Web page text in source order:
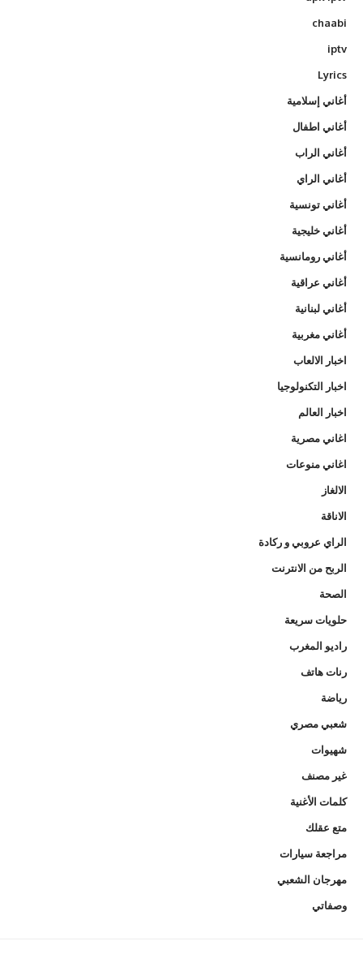
chaabi
iptv
Lyrics
أغاني إسلامية
أغاني اطفال
أغاني الراب
أغاني الراي
أغاني تونسية
أغاني خليجية
أغاني رومانسية
أغاني عراقية
أغاني لبنانية
أغاني مغربية
اخبار الالعاب
اخبار التكنولوجيا
اخبار العالم
اغاني مصرية
اغاني منوعات
الالغاز
الاناقة
الراي عروبي و ركادة
الربح من الانترنت
الصحة
حلويات سريعة
راديو المغرب
رنات هاتف
رياضة
شعبي مصري
شهيوات
غير مصنف
كلمات الأغنية
متع عقلك
مراجعة سيارات
مهرجان الشعبي
وصفاتي